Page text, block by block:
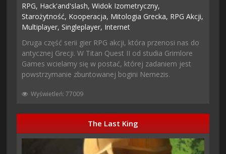
RPG, Hack'and'slash,Widok Izometryczny,
Starożytność, Kooperacja, Mitologia Grecka, RPG Akcji,
Multiplayer,Singleplayer, Internet
Druga część serii gier RPG akcji, która przenosi nas do
antycznej Grecji. W Titan Quest II od studia Grimlore
Games wcielamy się w postać, której zadaniem jest
powstrzymanie zbuntowanej bogini Nemezis.
Wyświetleń: 77009
The Last King